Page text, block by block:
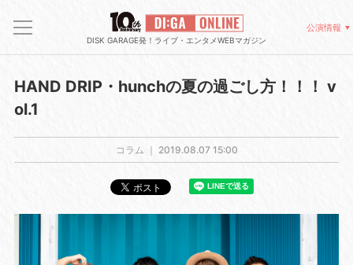
DISK GARAGE発！ライブ・エンタメWEBマガジン
公演情報
HAND DRIP・hunchの夏の過ごし方！！！ v
ol.1
コラム ｜ 2019.08.07 15:00